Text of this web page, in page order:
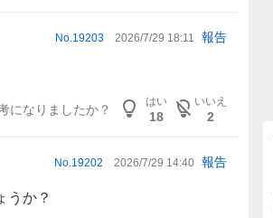
No. 19203 2026/7/29 18:11 報告
になりましたか？
はい
18
いいえ
2
No. 19202 2026/7/29 14:40 報告
うか？